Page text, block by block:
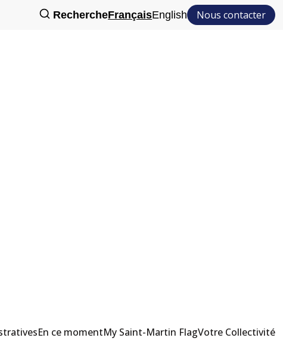
RechercheFrançaisEnglish Nous contacter
En ce momentMy Saint-Martin FlagVotre Collectivité